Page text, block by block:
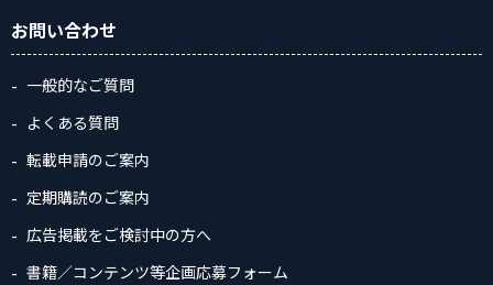
お問い合わせ
一般的なご質問
よくある質問
転載申請のご案内
定期購読のご案内
広告掲載をご検討中の方へ
書籍／コンテンツ等企画応募フォーム